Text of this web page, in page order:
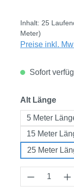
Inhalt: 25
Meter)
Preise inkl.
Sofort
Alt Länge
5 Meter
15 Meter
25 Meter
Produkt